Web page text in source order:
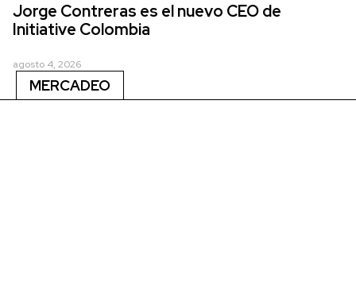
Jorge Contreras es el nuevo CEO de
Initiative Colombia
agosto 4, 2026
MERCADEO